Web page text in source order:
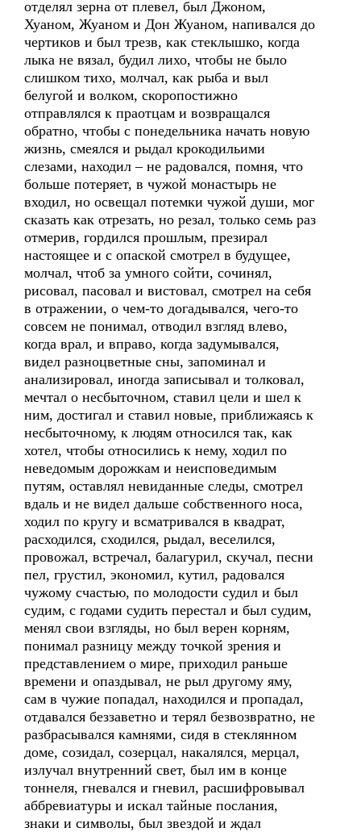
отделял зерна от плевел, был Джоном,
Хуаном, Жуаном и Дон Жуаном, напивался до
чертиков и был трезв, как стеклышко, когда
лыка не вязал, будил лихо, чтобы не было
слишком тихо, молчал, как рыба и выл
белугой и волком, скоропостижно
отправлялся к праотцам и возвращался
обратно, чтобы с понедельника начать новую
жизнь, смеялся и рыдал крокодильими
слезами, находил – не радовался, помня, что
больше потеряет, в чужой монастырь не
входил, но освещал потемки чужой души, мог
сказать как отрезать, но резал, только семь раз
отмерив, гордился прошлым, презирал
настоящее и с опаской смотрел в будущее,
молчал, чтоб за умного сойти, сочинял,
рисовал, пасовал и вистовал, смотрел на себя
в отражении, о чем-то догадывался, чего-то
совсем не понимал, отводил взгляд влево,
когда врал, и вправо, когда задумывался,
видел разноцветные сны, запоминал и
анализировал, иногда записывал и толковал,
мечтал о несбыточном, ставил цели и шел к
ним, достигал и ставил новые, приближаясь к
несбыточному, к людям относился так, как
хотел, чтобы относились к нему, ходил по
неведомым дорожкам и неисповедимым
путям, оставлял невиданные следы, смотрел
вдаль и не видел дальше собственного носа,
ходил по кругу и всматривался в квадрат,
расходился, сходился, рыдал, веселился,
провожал, встречал, балагурил, скучал, песни
пел, грустил, экономил, кутил, радовался
чужому счастью, по молодости судил и был
судим, с годами судить перестал и был судим,
менял свои взгляды, но был верен корням,
понимал разницу между точкой зрения и
представлением о мире, приходил раньше
времени и опаздывал, не рыл другому яму,
сам в чужие попадал, находился и пропадал,
отдавался беззаветно и терял безвозвратно, не
разбрасывался камнями, сидя в стеклянном
доме, созидал, созерцал, накалялся, мерцал,
излучал внутренний свет, был им в конце
тоннеля, гневался и гневил, расшифровывал
аббревиатуры и искал тайные послания,
знаки и символы, был звездой и ждал